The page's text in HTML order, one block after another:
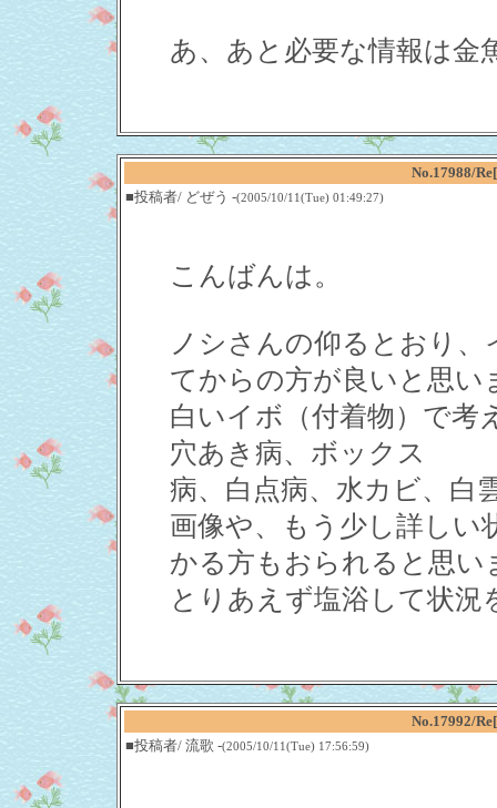
あ、あと必要な情報は金
No.17988/
■投稿者/ どぜう -(2005/10/11(Tue) 01:49:27)
こんばんは。
ノシさんの仰るとおり
てからの方が良いと思い
白いイボ（付着物）で考
穴あき病、ボックス
病、白点病、水カビ、白
画像や、もう少し詳しい
かる方もおられると思い
とりあえず塩浴して状
No.17992/
■投稿者/ 流歌 -(2005/10/11(Tue) 17:56:59)